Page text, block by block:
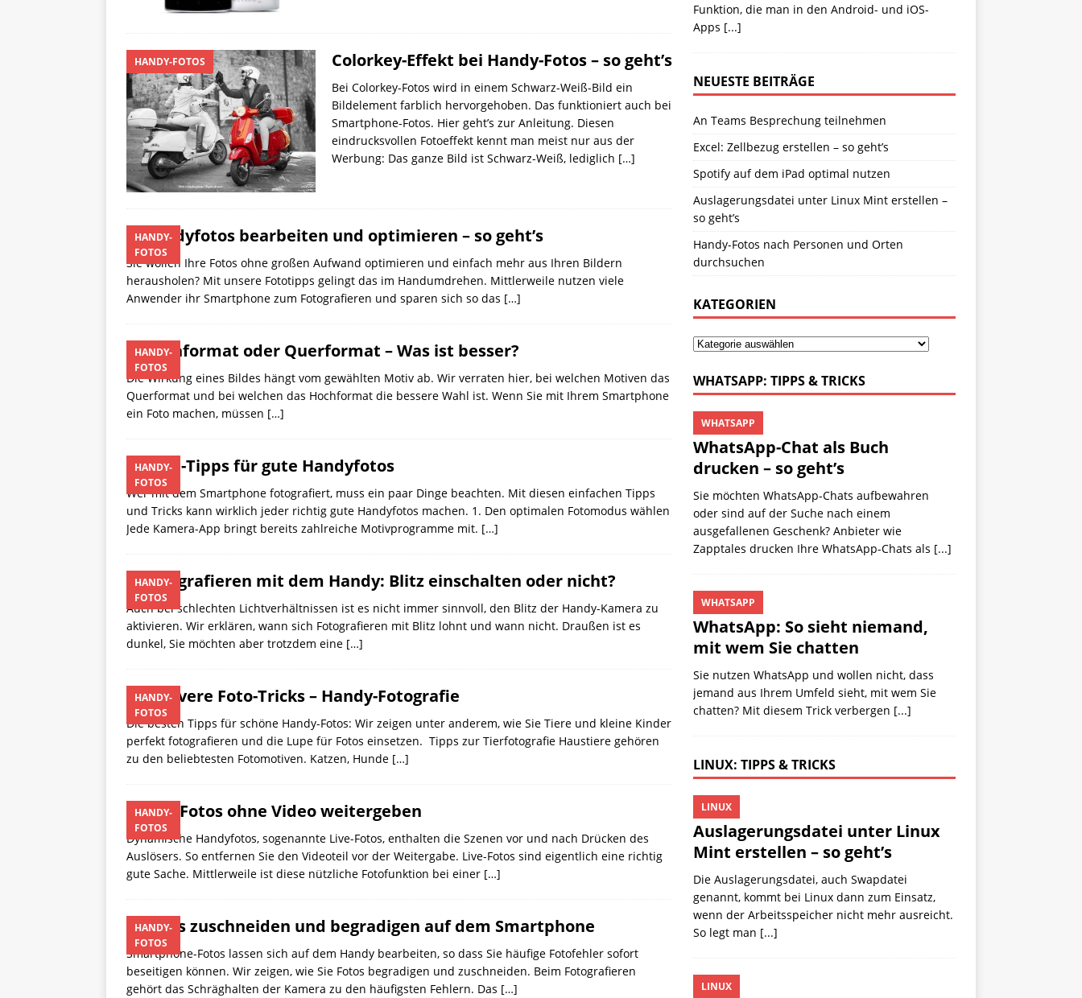
HANDY-FOTOS Colorkey-Effekt bei Handy-Fotos – so geht’s
Bei Colorkey-Fotos wird in einem Schwarz-Weiß-Bild ein
Bildelement farblich hervorgehoben. Das funktioniert auch bei
Smartphone-Fotos. Hier geht’s zur Anleitung. Diesen
eindrucksvollen Fotoeffekt kennt man meist nur aus der
Werbung: Das ganze Bild ist Schwarz-Weiß, lediglich […]
HANDY-
FOTOS
Handyfotos bearbeiten und optimieren – so geht’s
Sie wollen Ihre Fotos ohne großen Aufwand optimieren und einfach mehr aus Ihren Bildern
herausholen? Mit unsere Fototipps gelingt das im Handumdrehen. Mittlerweile nutzen viele
Anwender ihr Smartphone zum Fotografieren und sparen sich so das […]
HANDY-
FOTOS
Hochformat oder Querformat – Was ist besser?
Die Wirkung eines Bildes hängt vom gewählten Motiv ab. Wir verraten hier, bei welchen Motiven das
Querformat und bei welchen das Hochformat die bessere Wahl ist. Wenn Sie mit Ihrem Smartphone
ein Foto machen, müssen […]
HANDY-
FOTOS
Profi-Tipps für gute Handyfotos
Wer mit dem Smartphone fotografiert, muss ein paar Dinge beachten. Mit diesen einfachen Tipps
und Tricks kann wirklich jeder richtig gute Handyfotos machen. 1. Den optimalen Fotomodus wählen
Jede Kamera-App bringt bereits zahlreiche Motivprogramme mit. […]
HANDY-
FOTOS
Fotografieren mit dem Handy: Blitz einschalten oder nicht?
Auch bei schlechten Lichtverhältnissen ist es nicht immer sinnvoll, den Blitz der Handy-Kamera zu
aktivieren. Wir erklären, wann sich Fotografieren mit Blitz lohnt und wann nicht. Draußen ist es
dunkel, Sie möchten aber trotzdem eine […]
HANDY-
FOTOS
5 clevere Foto-Tricks – Handy-Fotografie
Die besten Tipps für schöne Handy-Fotos: Wir zeigen unter anderem, wie Sie Tiere und kleine Kinder
perfekt fotografieren und die Lupe für Fotos einsetzen. Tipps zur Tierfotografie Haustiere gehören
zu den beliebtesten Fotomotiven. Katzen, Hunde […]
HANDY-
FOTOS
Live-Fotos ohne Video weitergeben
Dynamische Handyfotos, sogenannte Live-Fotos, enthalten die Szenen vor und nach Drücken des
Auslösers. So entfernen Sie den Videoteil vor der Weitergabe. Live-Fotos sind eigentlich eine richtig
gute Sache. Mittlerweile ist diese nützliche Fotofunktion bei einer […]
HANDY-
FOTOS
Fotos zuschneiden und begradigen auf dem Smartphone
Smartphone-Fotos lassen sich auf dem Handy bearbeiten, so dass Sie häufige Fotofehler sofort
beseitigen können. Wir zeigen, wie Sie Fotos begradigen und zuschneiden. Beim Fotografieren
gehört das Schräghalten der Kamera zu den häufigsten Fehlern. Das […]
Funktion, die man in den Android- und iOS-
Apps [...]
NEUESTE BEITRÄGE
An Teams Besprechung teilnehmen
Excel: Zellbezug erstellen – so geht’s
Spotify auf dem iPad optimal nutzen
Auslagerungsdatei unter Linux Mint erstellen –
so geht’s
Handy-Fotos nach Personen und Orten
durchsuchen
KATEGORIEN
WHATSAPP: TIPPS & TRICKS
WhatsApp-Chat als Buch
drucken – so geht’s
WHATSAPP
Sie möchten WhatsApp-Chats aufbewahren
oder sind auf der Suche nach einem
ausgefallenen Geschenk? Anbieter wie
Zapptales drucken Ihre WhatsApp-Chats als [...]
WhatsApp: So sieht niemand,
mit wem Sie chatten
WHATSAPP
Sie nutzen WhatsApp und wollen nicht, dass
jemand aus Ihrem Umfeld sieht, mit wem Sie
chatten? Mit diesem Trick verbergen [...]
LINUX: TIPPS & TRICKS
Auslagerungsdatei unter Linux
Mint erstellen – so geht’s
LINUX
Die Auslagerungsdatei, auch Swapdatei
genannt, kommt bei Linux dann zum Einsatz,
wenn der Arbeitsspeicher nicht mehr ausreicht.
So legt man [...]
LINUX